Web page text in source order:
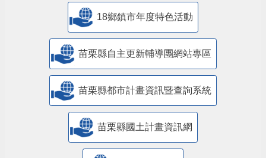
18鄉鎮市年度特色活動
苗栗縣自主更新輔導團網站專區
苗栗縣都市計畫資訊暨查詢系統
苗栗縣國土計畫資訊網